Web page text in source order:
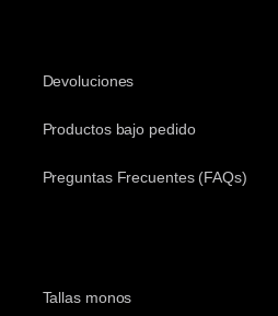
Devoluciones
Productos bajo pedido
Preguntas Frecuentes (FAQs)
Tallas monos